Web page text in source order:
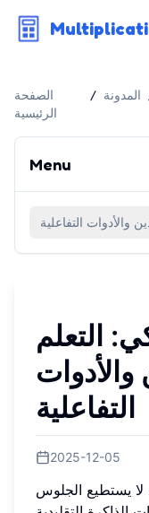
الصفحة
الرئيسية
/ المدونة
Menu
والأدوات التفاعلية
التعلم
والأدوات
التفاعلية
2025-12-05
يستطيع الجلوس